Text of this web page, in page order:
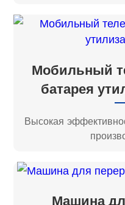
Мобильный
батарея
Высокая
Машина